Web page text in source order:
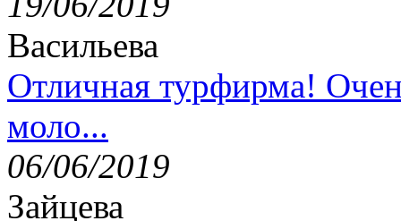
Васильева
Отличная турфирма!
моло...
06/06/2019
Зайцева